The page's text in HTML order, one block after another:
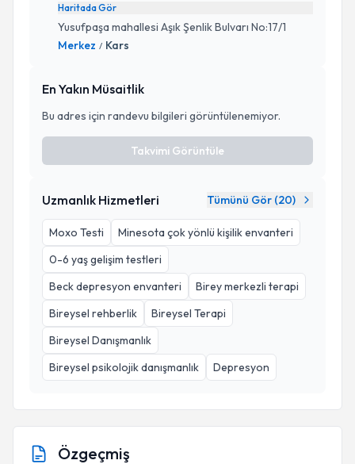
Haritada Gör
Yusufpaşa mahallesi Aşık Şenlik Bulvarı No:17/1
Merkez / Kars
En Yakın Müsaitlik
Bu adres için randevu bilgileri görüntülenemiyor.
Takvimi Görüntüle
Uzmanlık Hizmetleri Tümünü Gör (20)
Moxo Testi
Minesota çok yönlü kişilik envanteri
0-6 yaş gelişim testleri
Beck depresyon envanteri
Birey merkezli terapi
Bireysel rehberlik
Bireysel Terapi
Bireysel Danışmanlık
Bireysel psikolojik danışmanlık
Depresyon
Özgeçmiş